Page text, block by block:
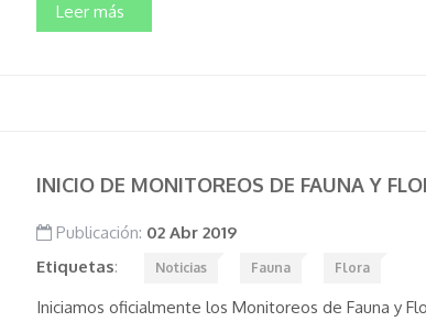
Leer más
INICIO DE MONITOREOS DE FAUNA Y
Publicación: 02 Abr 2019
Etiquetas: Noticias Fauna Flora
Iniciamos oficialmente los Monitoreos de Fauna y